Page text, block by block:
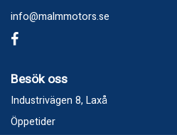
info@malmmotors.se
Besök oss
Industrivägen 8, Laxå
Öppetider